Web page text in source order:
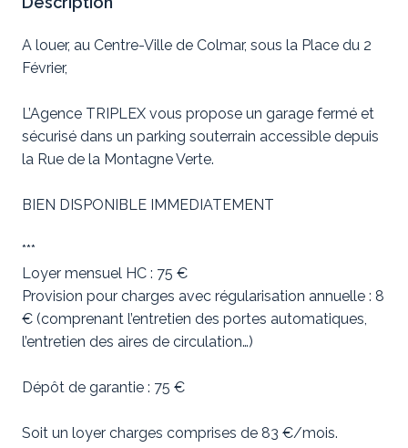
A louer, au Centre-Ville de Colmar, sous la Place du 2
Février,
L’Agence TRIPLEX vous propose un garage fermé et
sécurisé dans un parking souterrain accessible depuis
la Rue de la Montagne Verte.
BIEN DISPONIBLE IMMEDIATEMENT
***
Loyer mensuel HC : 75 €
Provision pour charges avec régularisation annuelle : 8
€ (comprenant l’entretien des portes automatiques,
l’entretien des aires de circulation…)
Dépôt de garantie : 75 €
Soit un loyer charges comprises de 83 €/mois.